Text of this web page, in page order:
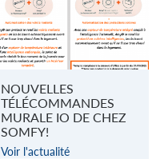
Restez
INSCRIPTION
NOUVELLES
TÉLÉCOMMANDES
MURALE IO DE CHEZ
SOMFY!
Voir l'actualité